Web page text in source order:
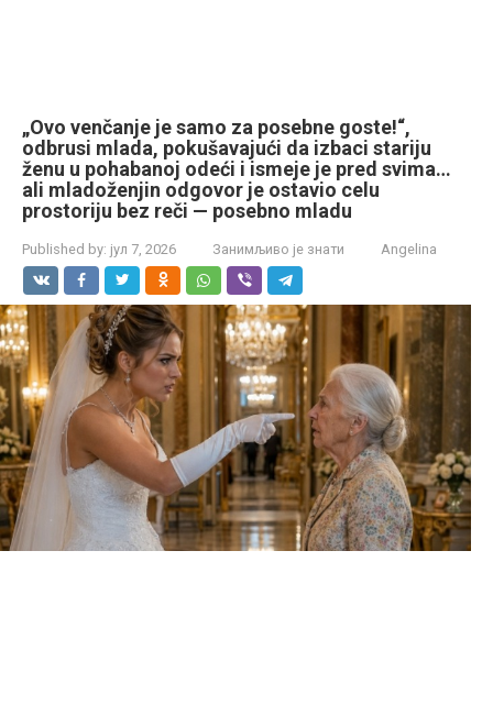
„Ovo venčanje je samo za posebne goste!“,
odbrusi mlada, pokušavajući da izbaci stariju
ženu u pohabanoj odeći i ismeje je pred svima…
ali mladoženjin odgovor je ostavio celu
prostoriju bez reči — posebno mladu
Published by: јул 7, 2026 Занимљиво је знати Angelina